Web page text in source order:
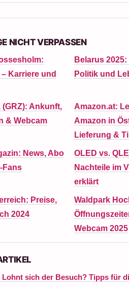
NICHT VERPASSEN
Karriere und
Belarus
Politik und
(GRZ): Ankunft,
& Webcam
Amazon.at:
Amazon in
Lieferung &
News, Abo
Fans
OLED vs.
Nachteile im
erklärt
Preise,
2024
Waldpark
Webcam 2025
sich der Besuch? Tipps für